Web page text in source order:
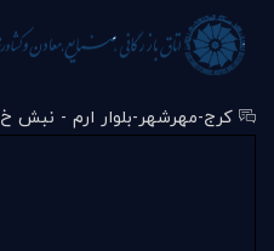
کرج-مهرشهر-بلوار ارم - نبش خ 100 غربی - ساختمان آناهیتا